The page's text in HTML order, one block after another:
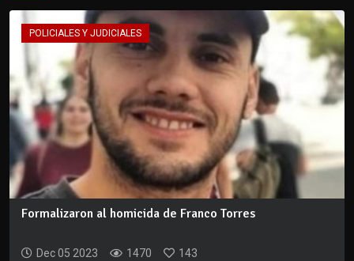
POLICIALES Y JUDICIALES
Formalizaron al homicida de Franco Torres
Dec 05 2023 1470 143